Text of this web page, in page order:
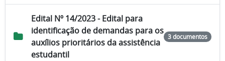
Edital Nº 14/2023 - Edital para
identificação de demandas para os
auxílios prioritários da assistência
estudantil
3 documentos